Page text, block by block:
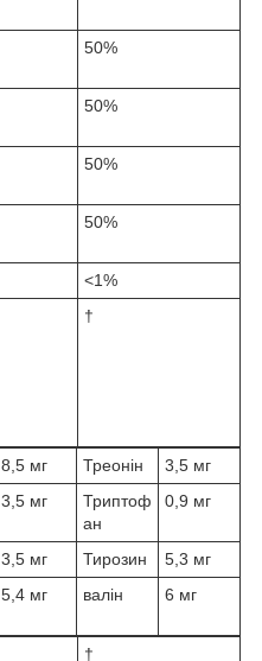
50%
50%
50%
50%
<1%
†
8,5 мг Треонін
3,5 мг
3,5 мг
Триптоф
ан
0,9 мг
3,5 мг Тирозин
5,3 мг
5,4 мг валін 6 мг
†